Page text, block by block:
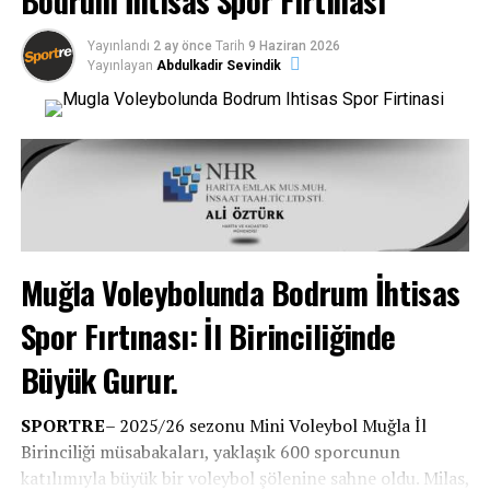
Yıldızlar Gelişim Ligi’nde ise 23 takımın mücadele ettiği
turnuvada, Bodrum İhtisasspor Yıldız takımımız
üçüncülük maçında Fethiye Voleybol Spor’u 3-1 yenerek
bronz madalyanın sahibi oldu.
Tüm Kategorilerde İlk Dört İçindeyiz
Bu sezon Muğla Altyapı Süper Lig ve Gelişim Ligleri’nde
Yayınlandı 2 ay önce Tarih 9 Haziran 2026
Yayınlayan Abdulkadir Sevindik
Muğla Voleybolunda Bodrum İhtisas
Spor Fırtınası: İl Birinciliğinde
Büyük Gurur.
SPORTRE– 2025/26 sezonu Mini Voleybol Muğla İl
Birinciliği müsabakaları, yaklaşık 600 sporcunun
katılımıyla büyük bir voleybol şölenine sahne oldu. Milas,